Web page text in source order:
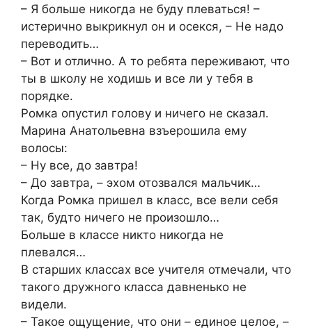
– Я больше никогда не буду плеваться! –
истерично выкрикнул он и осекся, – Не надо
переводить…
– Вот и отлично. А то ребята переживают, что
ты в школу не ходишь и все ли у тебя в
порядке.
Ромка опустил голову и ничего не сказал.
Марина Анатольевна взъерошила ему
волосы:
– Ну все, до завтра!
– До завтра, – эхом отозвался мальчик…
Когда Ромка пришел в класс, все вели себя
так, будто ничего не произошло…
Больше в классе никто никогда не
плевался…
В старших классах все учителя отмечали, что
такого дружного класса давненько не
видели.
– Такое ощущение, что они – единое целое, –